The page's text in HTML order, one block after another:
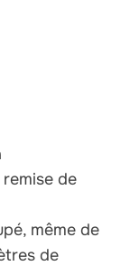
de
même de
de